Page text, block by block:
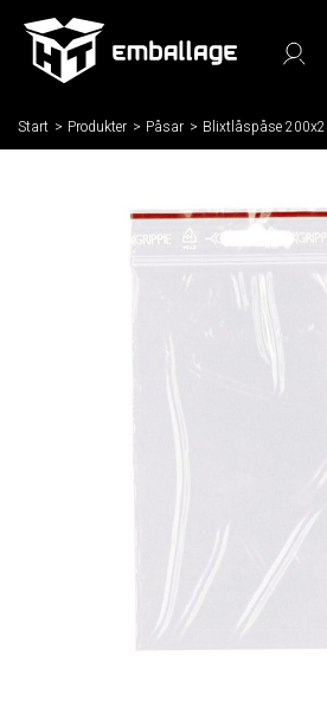
Start / Produkter / Påsar / Blixtlåspåse